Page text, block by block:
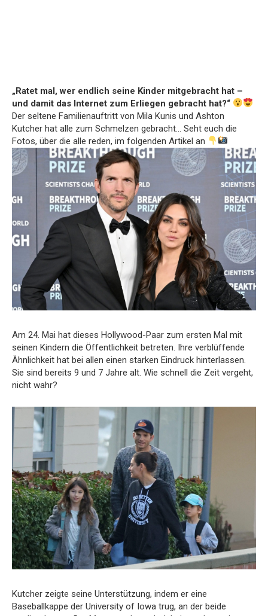
„Ratet mal, wer endlich seine Kinder mitgebracht hat –
und damit das Internet zum Erliegen gebracht hat?“
Der seltene Familienauftritt von Mila Kunis und Ashton
Kutcher hat alle zum Schmelzen gebracht… Seht euch die
Fotos, über die alle reden, im folgenden Artikel an
Am 24. Mai hat dieses Hollywood-Paar zum ersten Mal mit
seinen Kindern die Öffentlichkeit betreten. Ihre verblüffende
Ähnlichkeit hat bei allen einen starken Eindruck hinterlassen.
Sie sind bereits 9 und 7 Jahre alt. Wie schnell die Zeit vergeht,
nicht wahr?
Kutcher zeigte seine Unterstützung, indem er eine
Baseballkappe der University of Iowa trug, an der beide